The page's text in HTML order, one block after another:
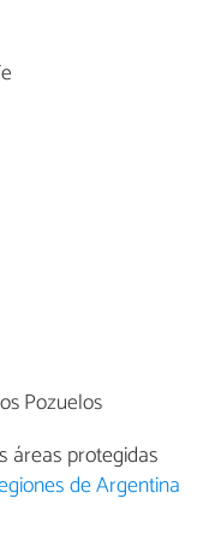
Pozuelos
áreas protegidas
de Argentina